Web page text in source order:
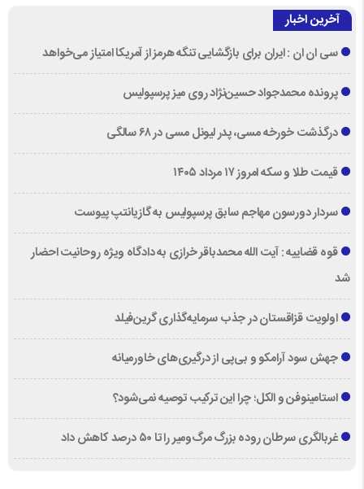
آخرین اخبار
سی ان ان : ایران برای بازگشایی تنگه هرمز از آمریکا امتیاز می‌خواهد
پرونده محمدجواد حسین‌نژاد روی میز پرسپولیس
درگذشت خورخه مسی، پدر لیونل مسی در ۶۸ سالگی
قیمت طلا و سکه امروز ۱۷ مرداد ۱۴۰۵
سردار دورسون مهاجم سابق پرسپولیس به گازیانتپ پیوست
قوه قضاییه : آیت الله محمدباقر خرازی به دادگاه ویژه روحانیت احضار
شد
اولویت قزاقستان در جذب سرمایه‌گذاری گرین‌فیلد
جهش سود آرامکو و بی‌پی از درگیری‌های خاورمیانه
استامینوفن و الکل؛ چرا این ترکیب توصیه نمی‌شود؟
غربالگری سرطان روده بزرگ مرگ‌ومیر را تا ۵۰ درصد کاهش داد